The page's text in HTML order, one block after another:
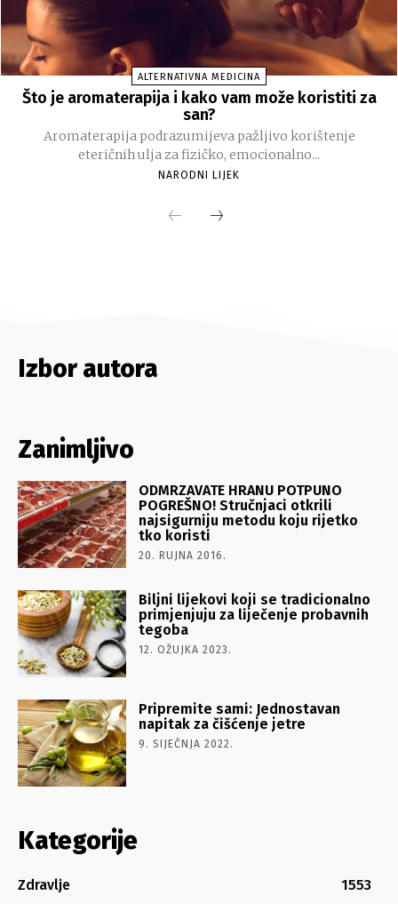
Izbor autora
Zanimljivo
ODMRZAVATE HRANU POTPUNO
POGREŠNO! Stručnjaci otkrili
najsigurniju metodu koju rijetko
tko koristi
20. RUJNA 2016.
Biljni lijekovi koji se tradicionalno
primjenjuju za liječenje probavnih
tegoba
12. OŽUJKA 2023.
Pripremite sami: Jednostavan
napitak za čišćenje jetre
9. SIJEČNJA 2022.
Kategorije
Zdravlje
1553